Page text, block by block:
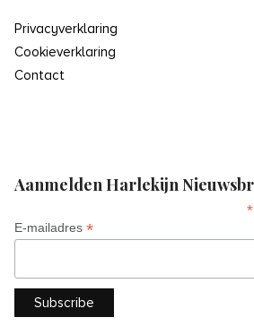
Privacyverklaring
Cookieverklaring
Contact
Aanmelden Harlekijn
*
E-mailadres *